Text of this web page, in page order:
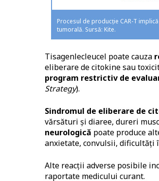
Procesul de producție CAR-T
tumorală. Sursă: Kite.
Tisagenlecleucel poate cauza
eliberare de citokine sau
program restrictiv de
Strategy).
Sindromul de eliberare de
vărsături și diaree, dureri
neurologică poate produce
anxietate, convulsii, dificultăți
Alte reacții adverse posibile
raportate medicului curant.